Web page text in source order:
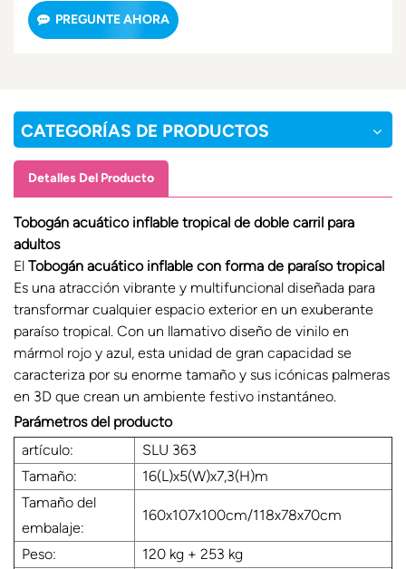
PREGUNTE AHORA
CATEGORÍAS DE PRODUCTOS
Detalles Del Producto
Tobogán acuático inflable tropical de doble carril para
adultos
El Tobogán acuático inflable con forma de paraíso tropical
Es una atracción vibrante y multifuncional diseñada para
transformar cualquier espacio exterior en un exuberante
paraíso tropical. Con un llamativo diseño de vinilo en
mármol rojo y azul, esta unidad de gran capacidad se
caracteriza por su enorme tamaño y sus icónicas palmeras
en 3D que crean un ambiente festivo instantáneo.
Parámetros del producto
artículo:
SLU 363
Tamaño:
16(L)x5(W)x7,3(H)m
Tamaño del
embalaje:
160x107x100cm/118x78x70cm
Peso:
120 kg + 253 kg